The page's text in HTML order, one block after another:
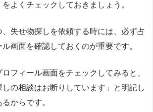
よくチェックしておきましょう。
失せ物探しを依頼する時には、必ず占
画面を確認しておくのが重要です。
フィール画面をチェックしてみると、
の相談はお断りしています」と明記し
からです。